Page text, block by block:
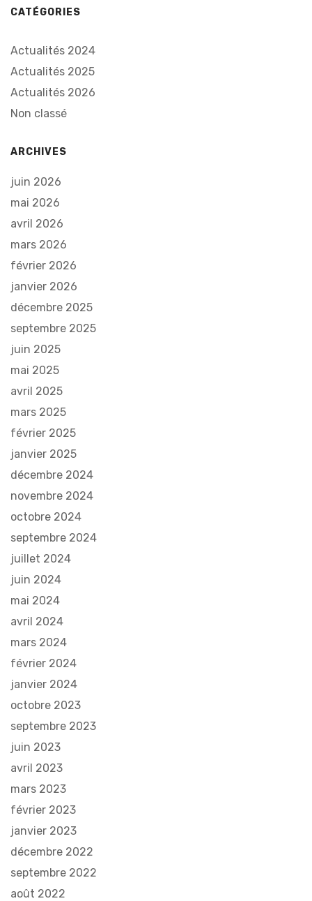
CATÉGORIES
Actualités 2024
Actualités 2025
Actualités 2026
Non classé
ARCHIVES
juin 2026
mai 2026
avril 2026
mars 2026
février 2026
janvier 2026
décembre 2025
septembre 2025
juin 2025
mai 2025
avril 2025
mars 2025
février 2025
janvier 2025
décembre 2024
novembre 2024
octobre 2024
septembre 2024
juillet 2024
juin 2024
mai 2024
avril 2024
mars 2024
février 2024
janvier 2024
octobre 2023
septembre 2023
juin 2023
avril 2023
mars 2023
février 2023
janvier 2023
décembre 2022
septembre 2022
août 2022